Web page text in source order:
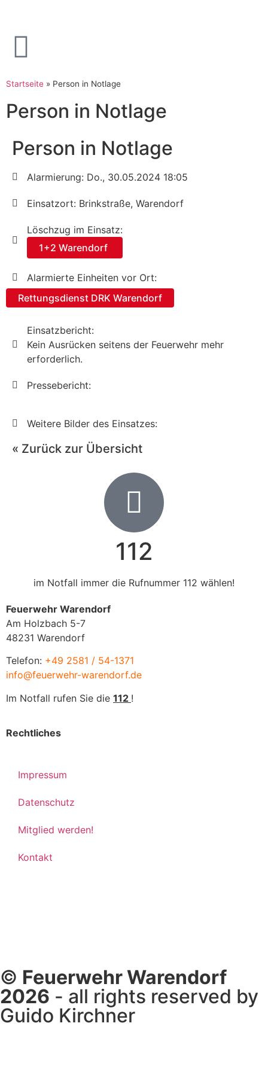
Startseite » Person in Notlage
Person in Notlage
Person in Notlage
Alarmierung: Do., 30.05.2024 18:05
Einsatzort: Brinkstraße, Warendorf
Löschzug im Einsatz:
1+2 Warendorf
Alarmierte Einheiten vor Ort:
Rettungsdienst DRK Warendorf
Einsatzbericht:
Kein Ausrücken seitens der Feuerwehr mehr
erforderlich.
Pressebericht:
Weitere Bilder des Einsatzes:
« Zurück zur Übersicht
112
im Notfall immer die Rufnummer 112 wählen!
Feuerwehr Warendorf
Am Holzbach 5-7
48231 Warendorf
Telefon: +49 2581 / 54-1371
info@feuerwehr-warendorf.de
Im Notfall rufen Sie die 112 !
Rechtliches
Impressum
Datenschutz
Mitglied werden!
Kontakt
© Feuerwehr Warendorf
2026 - all rights reserved by
Guido Kirchner